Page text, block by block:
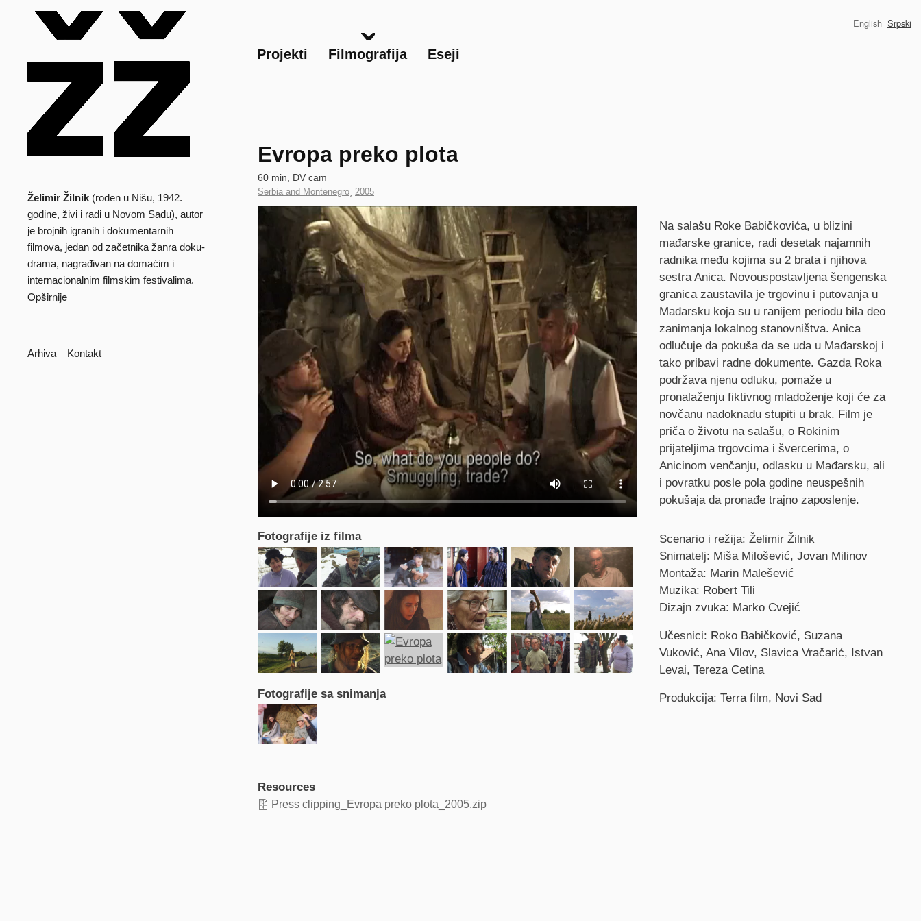
Projekti Filmografija Eseji
English Srpski
Evropa preko plota
Technical
data
60 min, DV cam
Country
of
Production
Serbia and Montenegro Year
of
Production
2005
Clip
Fotografije iz filma
Fotografije sa snimanja
Synopsis
Na salašu Roke Babičkovića, u blizini
mađarske granice, radi desetak najamnih
radnika među kojima su 2 brata i njihova
sestra Anica. Novouspostavljena šengenska
granica zaustavila je trgovinu i putovanja u
Mađarsku koja su u ranijem periodu bila deo
zanimanja lokalnog stanovništva. Anica
odlučuje da pokuša da se uda u Mađarskoj i
tako pribavi radne dokumente. Gazda Roka
podržava njenu odluku, pomaže u
pronalaženju fiktivnog mladoženje koji će za
novčanu nadoknadu stupiti u brak. Film je
priča o životu na salašu, o Rokinim
prijateljima trgovcima i švercerima, o
Anicinom venčanju, odlasku u Mađarsku, ali
i povratku posle pola godine neuspešnih
pokušaja da pronađe trajno zaposlenje.
Credits
Scenario i režija: Želimir Žilnik
Snimatelj: Miša Milošević, Jovan Milinov
Montaža: Marin Malešević
Muzika: Robert Tili
Dizajn zvuka: Marko Cvejić
Učesnici: Roko Babičković, Suzana
Vuković, Ana Vilov, Slavica Vračarić, Istvan
Levai, Tereza Cetina
Produkcija: Terra film, Novi Sad
Resources
Press clipping_Evropa preko plota_2005.zip
Biografija
Želimir Žilnik (rođen u Nišu, 1942.
godine, živi i radi u Novom Sadu), autor
je brojnih igranih i dokumentarnih
filmova, jedan od začetnika žanra doku-
drama, nagrađivan na domaćim i
internacionalnim filmskim festivalima.
Opširnije
Arhiva Kontakt